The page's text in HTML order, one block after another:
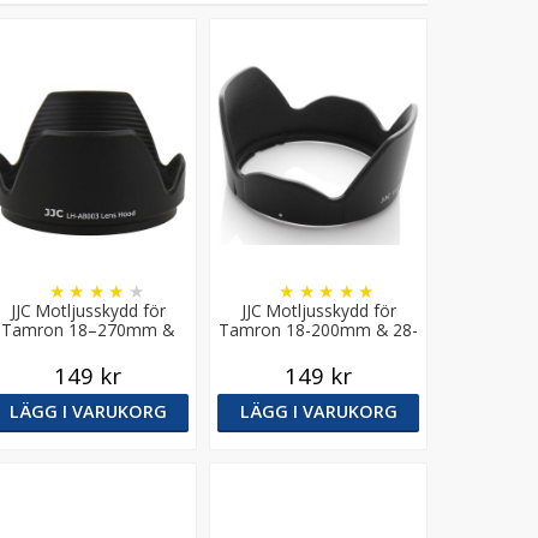
JJC Motljusskydd för
Tamron 18–270mm &
B005)
★ ★ ★ ★ ★
149 kr
LÄGG I VARUKORG
JJC Motljusskydd för
Tamron 18-200mm & 28-
★ ★ ★ ★ ★
149 kr
LÄGG I VARUKORG